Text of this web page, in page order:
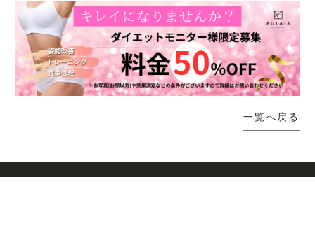
一覧へ戻る